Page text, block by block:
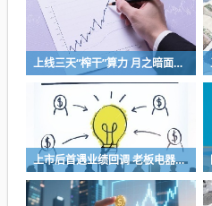
上线三天“榨干”算力 月之暗面被Kimi K3“逼”着IPO
上市后首遇业绩回调 老板电器将完成代际交棒 少帅掌舵闯存量周期